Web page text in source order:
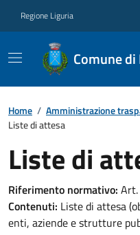
Regione Liguria
Comune
Home / Amministrazione
Liste di attesa
Liste di
Riferimento normativo:
Contenuti: Liste di attesa
enti, aziende e strutture